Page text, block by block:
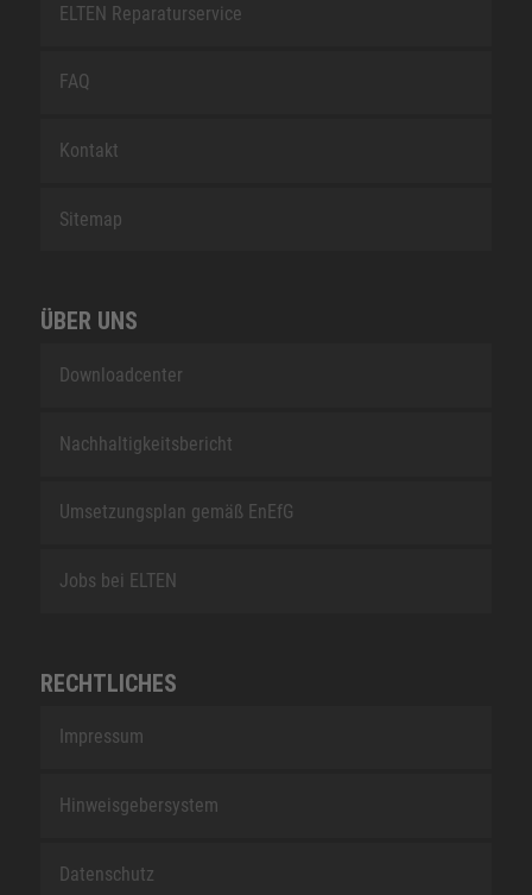
ELTEN Reparaturservice
FAQ
Kontakt
Sitemap
ÜBER UNS
Downloadcenter
Nachhaltigkeitsbericht
Umsetzungsplan gemäß EnEfG
Jobs bei ELTEN
RECHTLICHES
Impressum
Hinweisgebersystem
Datenschutz